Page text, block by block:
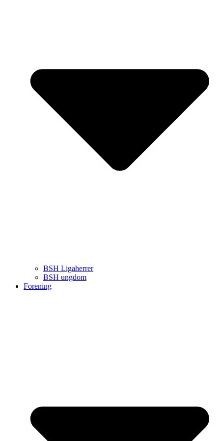
BSH Ligaherrer
BSH ungdom
Forening